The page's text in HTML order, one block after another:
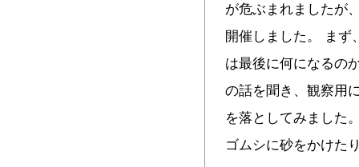
が危ぶまれましたが
開催しました。 まず
は最後に何になるの
の話を聞き、観察用
を落としてみました
ゴムシに砂をかけた